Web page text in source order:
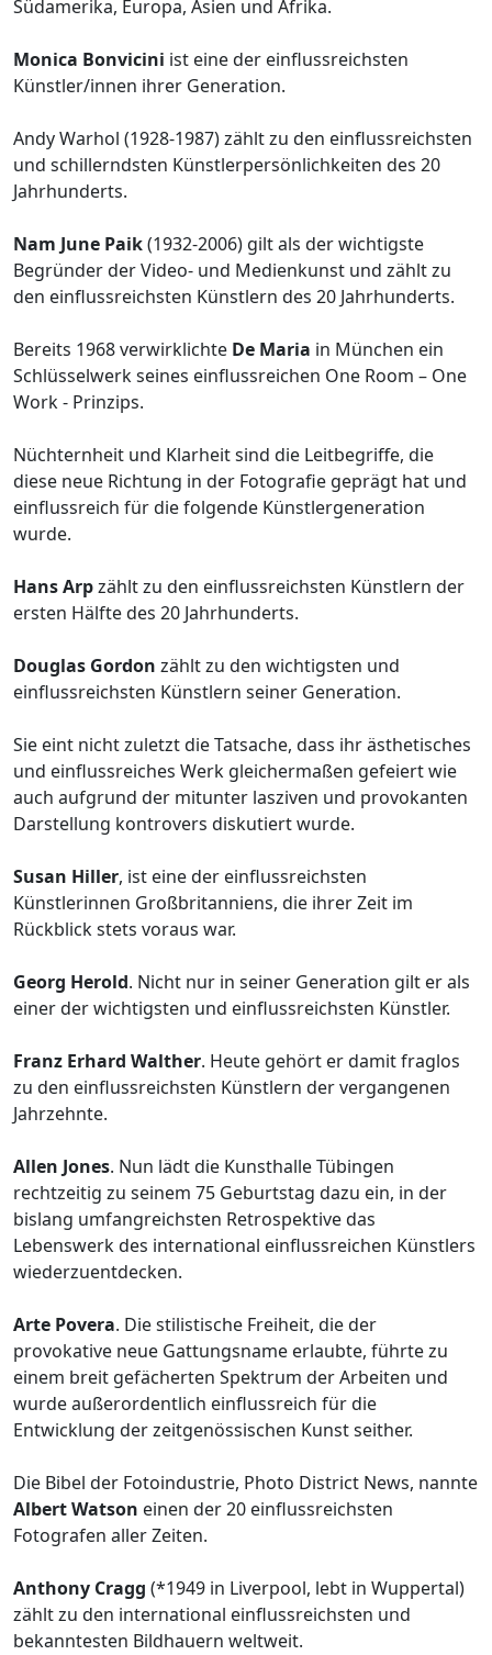
Südamerika, Europa, Asien und Afrika.
Monica Bonvicini ist eine der einflussreichsten
Künstler/innen ihrer Generation.
Andy Warhol (1928-1987) zählt zu den einflussreichsten
und schillerndsten Künstlerpersönlichkeiten des 20
Jahrhunderts.
Nam June Paik(1932-2006) gilt als der wichtigste
Begründer der Video- und Medienkunst und zählt zu
den einflussreichsten Künstlern des 20 Jahrhunderts.
Bereits 1968 verwirklichte De Maria in München ein
Schlüsselwerk seines einflussreichen One Room – One
Work - Prinzips.
Nüchternheit und Klarheit sind die Leitbegriffe, die
diese neue Richtung in der Fotografie geprägt hat und
einflussreich für die folgende Künstlergeneration
wurde.
Hans Arpzählt zu den einflussreichsten Künstlern der
ersten Hälfte des 20 Jahrhunderts.
Douglas Gordon zählt zu den wichtigsten und
einflussreichsten Künstlern seiner Generation.
Sie eint nicht zuletzt die Tatsache, dass ihr ästhetisches
und einflussreiches Werk gleichermaßen gefeiert wie
auch aufgrund der mitunter lasziven und provokanten
Darstellung kontrovers diskutiert wurde.
Susan Hiller, ist eine der einflussreichsten
Künstlerinnen Großbritanniens, die ihrer Zeit im
Rückblick stets voraus war.
Georg Herold. Nicht nur in seiner Generation gilt er als
einer der wichtigsten und einflussreichsten Künstler.
Franz Erhard Walther. Heute gehört er damit fraglos
zu den einflussreichsten Künstlern der vergangenen
Jahrzehnte.
Allen Jones. Nun lädt die Kunsthalle Tübingen
rechtzeitig zu seinem 75 Geburtstag dazu ein, in der
bislang umfangreichsten Retrospektive das
Lebenswerk des international einflussreichen Künstlers
wiederzuentdecken.
Arte Povera. Die stilistische Freiheit, die der
provokative neue Gattungsname erlaubte, führte zu
einem breit gefächerten Spektrum der Arbeiten und
wurde außerordentlich einflussreich für die
Entwicklung der zeitgenössischen Kunst seither.
Die Bibel der Fotoindustrie, Photo District News, nannte
Albert Watson einen der 20 einflussreichsten
Fotografen aller Zeiten.
Anthony Cragg (*1949 in Liverpool, lebt in Wuppertal)
zählt zu den international einflussreichsten und
bekanntesten Bildhauern weltweit.